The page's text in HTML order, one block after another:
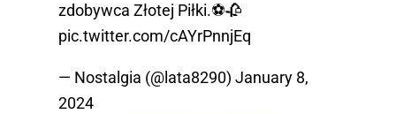
zdobywca Złotej Piłki.⚽️🥀
pic.twitter.com/cAYrPnnjEq
— Nostalgia (@lata8290) January 8,
2024